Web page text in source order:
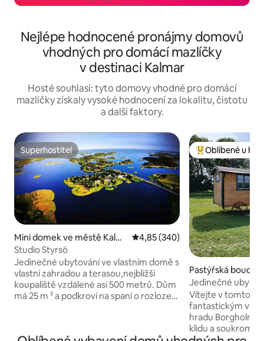
Nejlépe hodnocené pronájmy domovů
vhodných pro domácí mazlíčky
v destinaci Kalmar
Hosté souhlasí: tyto domovy vhodné pro domácí
mazlíčky získaly vysoké hodnocení za lokalitu, čistotu
a další faktory.
Superhostitel
Superhostitel
Mini domek ve městě Kalm
ar
Průměrné hodnocení 4,85 z 5,
4,85 (340)
Studio Styrsö
Jedinečné ubytování ve vlastním domě s
vlastní zahradou a terasou,nejbližší
koupaliště vzdálené asi 500 metrů. Dům
má 25 m ² a podkroví na spaní o rozloze
Nejlepší v
Oblíbené u
Pastýřská bouda
orgholm
Jedinečné
Vítejte v tomto
fantastickým
hradu Borgholm. Zde budete bydlet v
klidu a soukromí